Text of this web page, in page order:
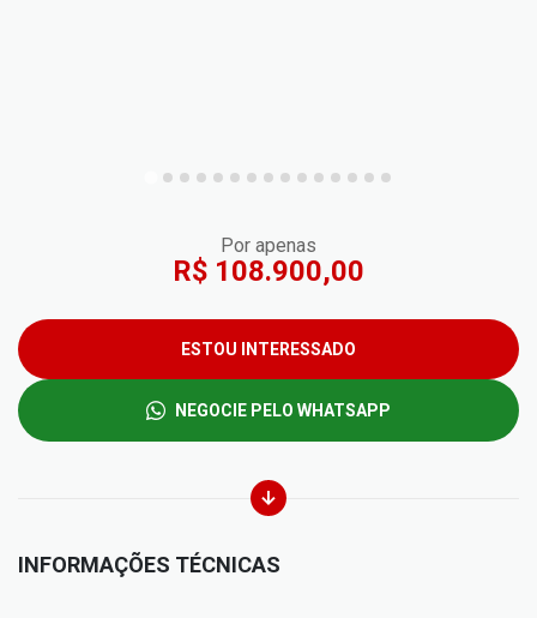
Por apenas
R$ 108.900,00
ESTOU INTERESSADO
NEGOCIE PELO WHATSAPP
INFORMAÇÕES TÉCNICAS